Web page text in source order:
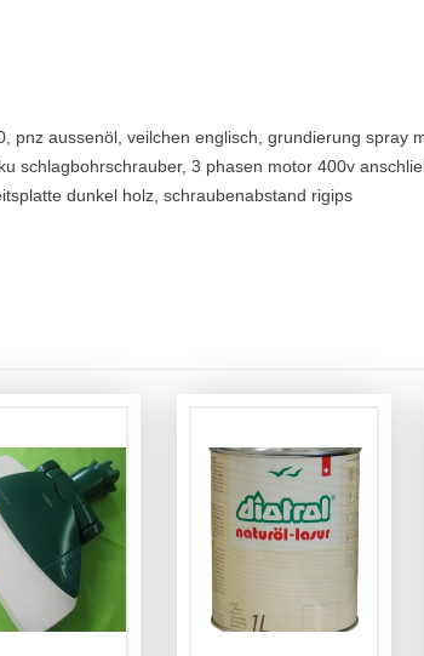
pnz aussenöl, veilchen englisch, grundierung spray
schlagbohrschrauber, 3 phasen motor 400v
dunkel holz, schraubenabstand rigips